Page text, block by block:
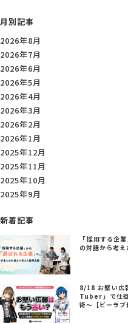
月別記事
2026年8月
2026年7月
2026年6月
2026年5月
2026年4月
2026年3月
2026年2月
2026年1月
2025年12月
2025年11月
2025年10月
2025年9月
新着記事
「採用する企
の対話から考
8/18 お堅い広
Tuber」で仕
術～【ビーラブ